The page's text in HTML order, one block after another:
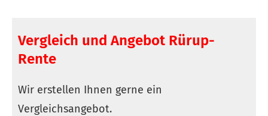
Vergleich und Angebot Rürup-
Rente
Wir erstellen Ihnen gerne ein
Vergleichsangebot.